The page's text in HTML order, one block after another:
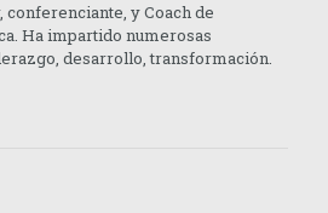
y Coach de
Ha impartido numerosas
desarrollo, transformación.